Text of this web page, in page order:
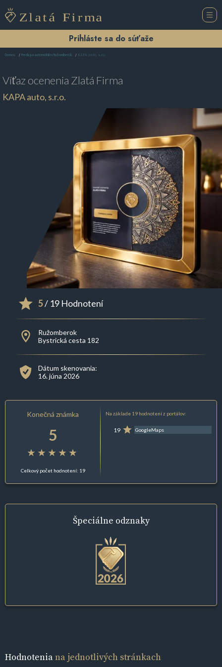
Prihláste sa do súťaže
Domov Predajca automobilov Ružomberok KAPA auto, s.r.o.
Víťaz ocenenia Zlatá Firma
KAPA auto, s.r.o.
5/ 19 Hodnotení
Ružomberok
Bystrická cesta 182
Dátum skenovania:
16. júna 2026
Konečná známka
5
Celkový počet hodnotení: 19
Na základe 19 hodnotení z portálov:
19 GoogleMaps
Špeciálne odznaky
Hodnoteniana jednotlivých stránkach